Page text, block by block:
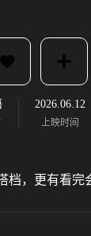
2026.06.12
上映时间
，更有看完